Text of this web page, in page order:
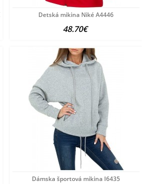
červená UniverzálnaDetská mikina Niké A4446
48.70€
Dámska športová mikina I6435